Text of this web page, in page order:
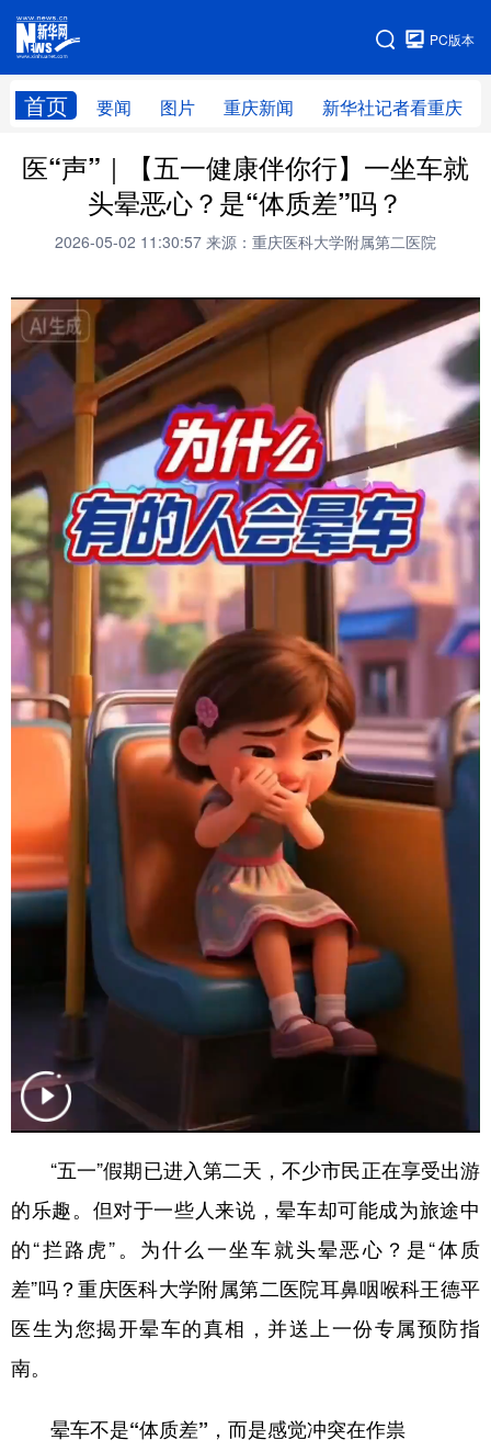
PC版本
首页 要闻 图片 重庆新闻 新华社记者看重庆
网站地图
医“声”｜【五一健康伴你行】一坐车就
头晕恶心？是“体质差”吗？
2026-05-02 11:30:57 来源：重庆医科大学附属第二医院
“五一”假期已进入第二天，不少市民正在享受出游
的乐趣。但对于一些人来说，晕车却可能成为旅途中
的“拦路虎”。为什么一坐车就头晕恶心？是“体质
差”吗？重庆医科大学附属第二医院耳鼻咽喉科王德平
医生为您揭开晕车的真相，并送上一份专属预防指
南。
晕车不是“体质差”，而是感觉冲突在作祟